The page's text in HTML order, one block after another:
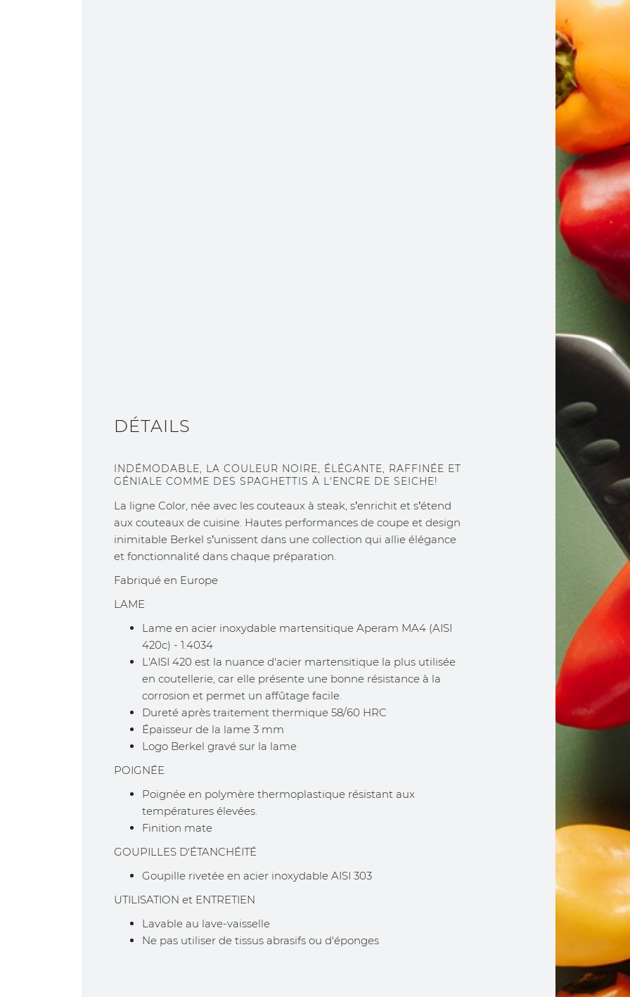
DÉTAILS
INDÉMODABLE, LA COULEUR NOIRE, ÉLÉGANTE, RAFFINÉE ET
GÉNIALE COMME DES SPAGHETTIS À L'ENCRE DE SEICHE!
La ligne Color, née avec les couteaux à steak, s’enrichit et s’étend
aux couteaux de cuisine. Hautes performances de coupe et design
inimitable Berkel s’unissent dans une collection qui allie élégance
et fonctionnalité dans chaque préparation.
Fabriqué en Europe
LAME
Lame en acier inoxydable martensitique Aperam MA4 (AISI
420c) - 1.4034
L'AISI 420 est la nuance d'acier martensitique la plus utilisée
en coutellerie, car elle présente une bonne résistance à la
corrosion et permet un affûtage facile.
Dureté après traitement thermique 58/60 HRC
Épaisseur de la lame 3 mm
Logo Berkel gravé sur la lame
POIGNÉE
Poignée en polymère thermoplastique résistant aux
températures élevées.
Finition mate
GOUPILLES D'ÉTANCHÉITÉ
Goupille rivetée en acier inoxydable AISI 303
UTILISATION et ENTRETIEN
Lavable au lave-vaisselle
Ne pas utiliser de tissus abrasifs ou d'éponges